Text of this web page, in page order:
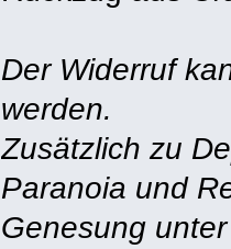
Der Widerruf
werden.
Zusätzlich zu
Paranoia und
Genesung